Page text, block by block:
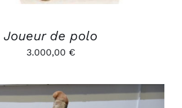
Joueur de polo
3.000,00 €